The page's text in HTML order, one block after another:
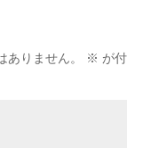
りません。 ※ が付